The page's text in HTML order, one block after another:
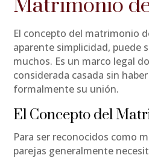
Matrimonio
El concepto del matrimonio
aparente simplicidad, puede
muchos. Es un marco legal
considerada casada sin
formalmente su unión.
El Concepto del
Para ser reconocidos como
parejas generalmente